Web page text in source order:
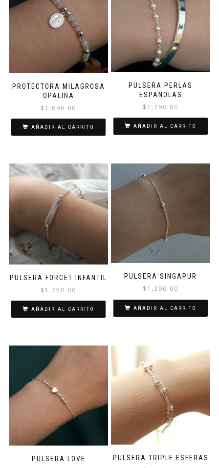
PROTECTORA MILAGROSA
OPALINA
$ 1,690.00
AÑADIR AL CARRITO
PULSERA PERLAS
ESPAÑOLAS
$ 1,790.00
AÑADIR AL CARRITO
PULSERA FORCET INFANTIL
$ 1,750.00
AÑADIR AL CARRITO
PULSERA SINGAPUR
$ 1,390.00
AÑADIR AL CARRITO
PULSERA LOVE PULSERA TRIPLE ESFERAS